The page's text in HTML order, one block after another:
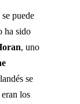
puede
ha sido
, uno
se
los